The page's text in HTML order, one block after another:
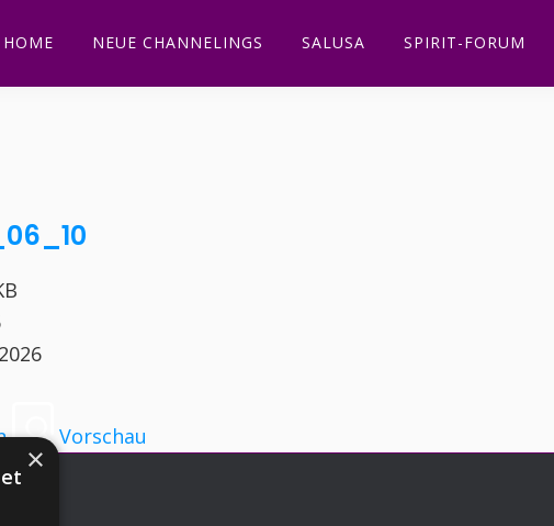
HOME NEUE CHANNELINGS SALUSA SPIRIT-FORUM
Vorschau
×